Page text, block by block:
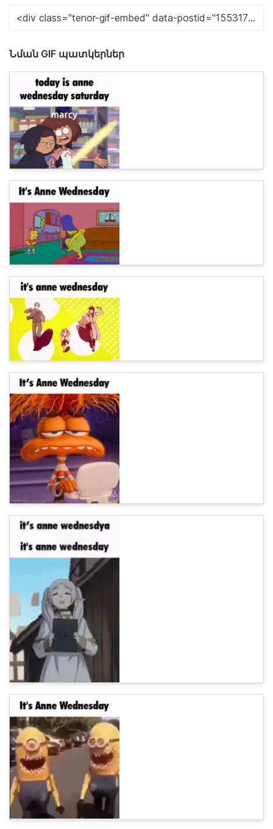
Նման GIF պատկերներ